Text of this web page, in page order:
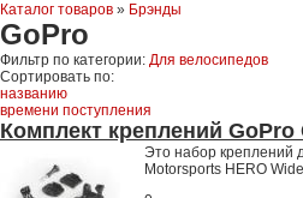
Каталог товаров » Брэнды
GoPro
Фильтр по категории: Для велосипедов
Сортировать по:
названию
времени поступления
Комплект креплений GoPro
Это набор креплений
Motorsports HERO